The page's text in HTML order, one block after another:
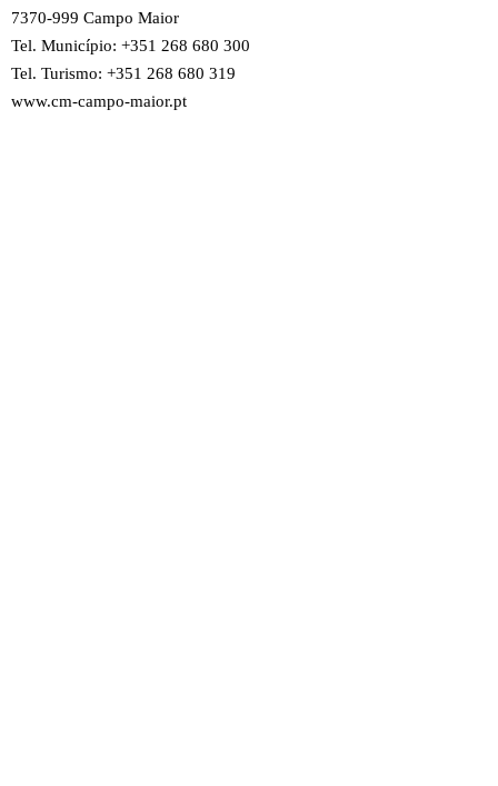
7370-999 Campo Maior
Tel. Município: +351 268 680 300
Tel. Turismo: +351 268 680 319
www.cm-campo-maior.pt